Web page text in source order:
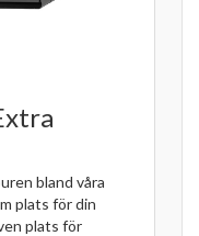
bland våra
plats för din
plats för